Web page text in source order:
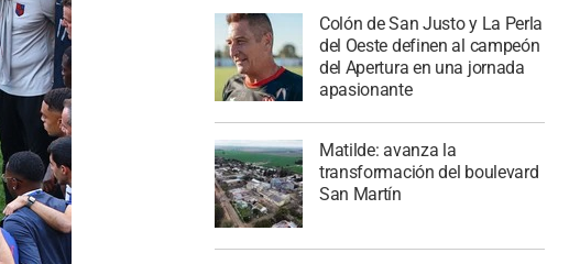
Colón de San Justo y La Perla
del Oeste definen al campeón
del Apertura en una jornada
apasionante
Matilde: avanza la
transformación del boulevard
San Martín